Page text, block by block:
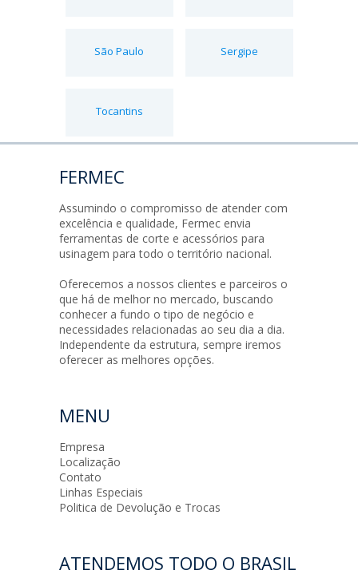
São Paulo Sergipe
Tocantins
FERMEC
Assumindo o compromisso de atender com
excelência e qualidade, Fermec envia
ferramentas de corte e acessórios para
usinagem para todo o território nacional.
Oferecemos a nossos clientes e parceiros o
que há de melhor no mercado, buscando
conhecer a fundo o tipo de negócio e
necessidades relacionadas ao seu dia a dia.
Independente da estrutura, sempre iremos
oferecer as melhores opções.
MENU
Empresa
Localização
Contato
Linhas Especiais
Politica de Devolução e Trocas
ATENDEMOS TODO O BRASIL